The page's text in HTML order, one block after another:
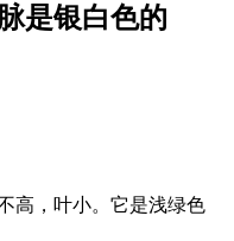
是银白色的
高，叶小。它是浅绿色